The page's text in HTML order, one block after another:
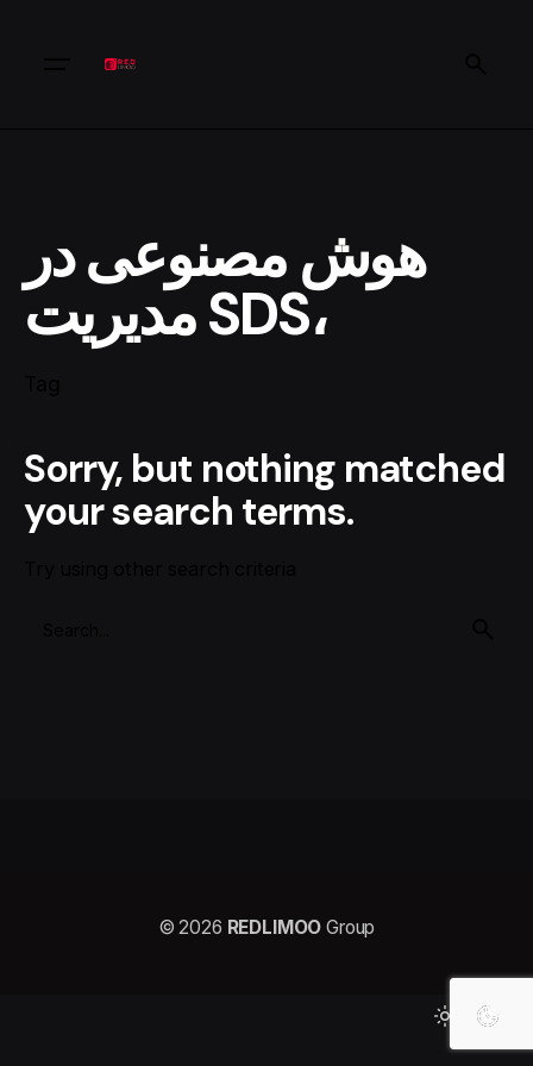
هوش مصنوعی در
مدیریت SDS،
Sorry, but nothing matched
your search terms.
© 2026 REDLIMOO Group